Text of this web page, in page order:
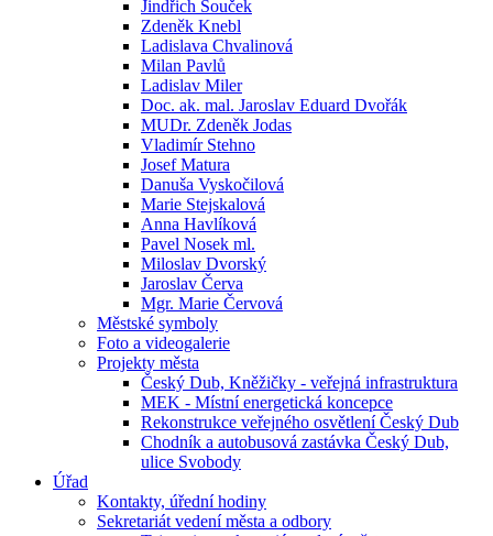
Jindřich Souček
Zdeněk Knebl
Ladislava Chvalinová
Milan Pavlů
Ladislav Miler
Doc. ak. mal. Jaroslav Eduard Dvořák
MUDr. Zdeněk Jodas
Vladimír Stehno
Josef Matura
Danuša Vyskočilová
Marie Stejskalová
Anna Havlíková
Pavel Nosek ml.
Miloslav Dvorský
Jaroslav Červa
Mgr. Marie Červová
Městské symboly
Foto a videogalerie
Projekty města
Český Dub, Kněžičky - veřejná infrastruktura
MEK - Místní energetická koncepce
Rekonstrukce veřejného osvětlení Český Dub
Chodník a autobusová zastávka Český Dub,
ulice Svobody
Úřad
Kontakty, úřední hodiny
Sekretariát vedení města a odbory